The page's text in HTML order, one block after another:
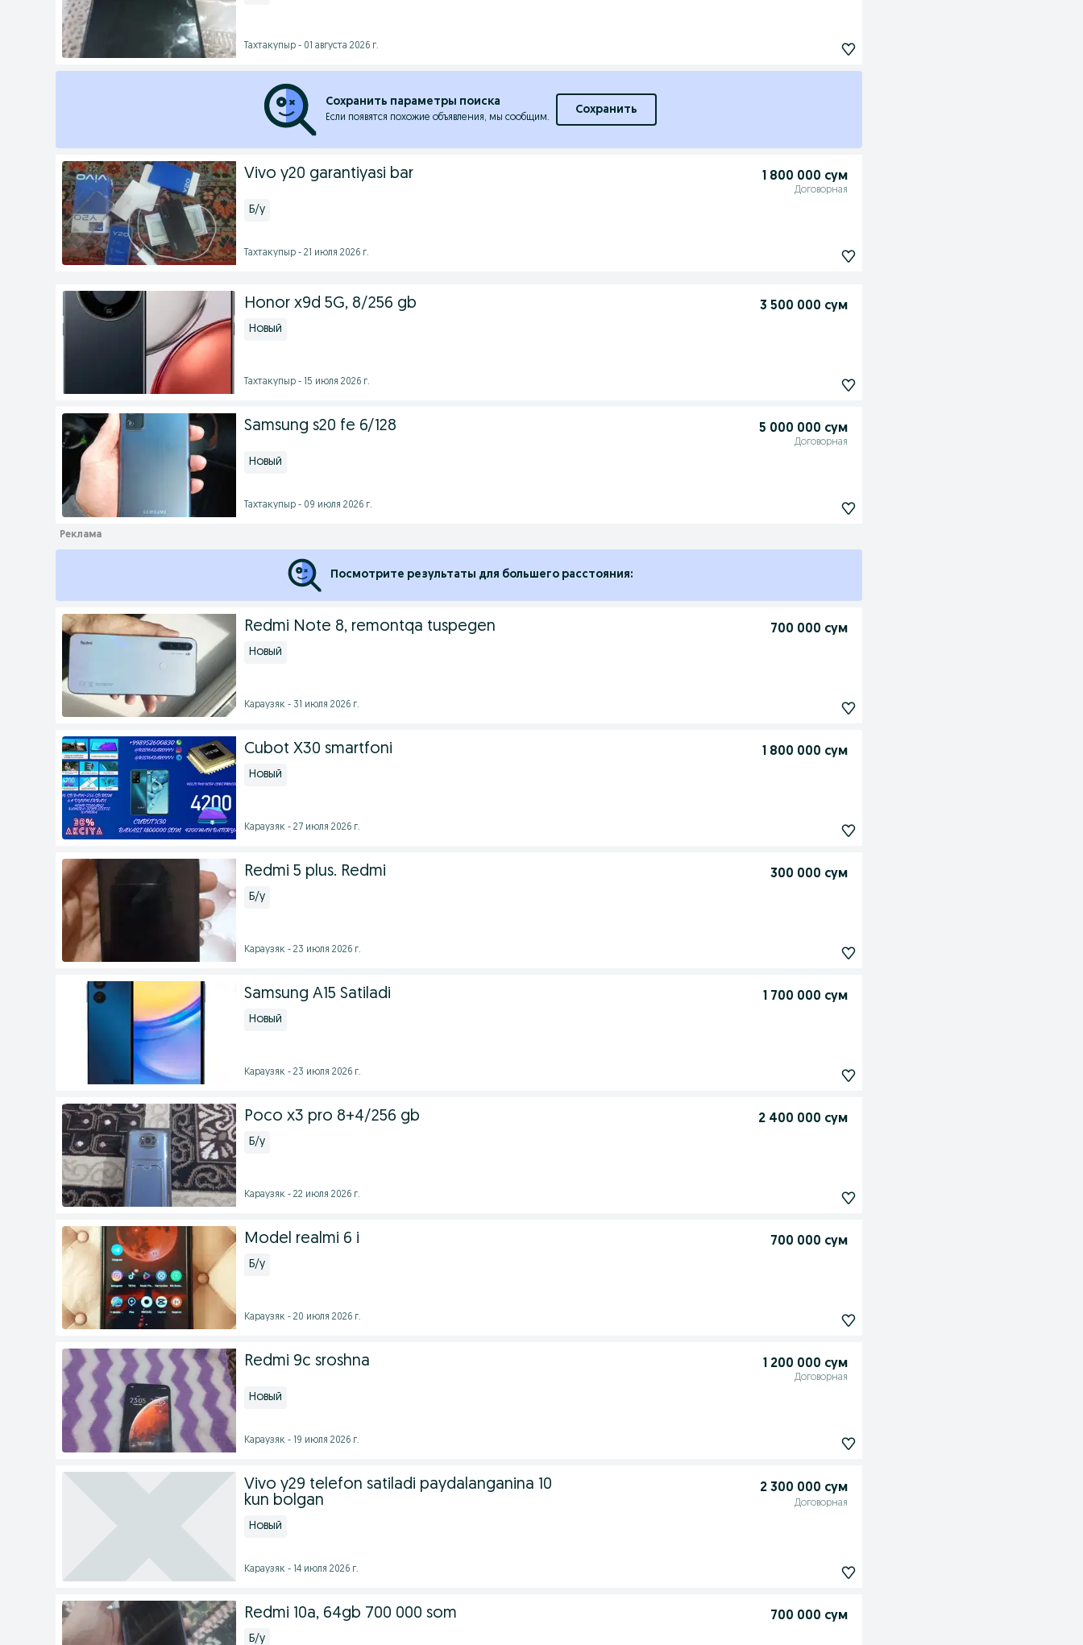
Тахтакупыр - 01 августа 2026 г.
Сохранить параметры поиска
Если появятся похожие объявления, мы сообщим.
Сохранить
Vivo y20 garantiyasi bar 1 800 000 сум
Договорная
Б/у
Тахтакупыр - 21 июля 2026 г.
Honor x9d 5G, 8/256 gb 3 500 000 сум
Новый
Тахтакупыр - 15 июля 2026 г.
Samsung s20 fe 6/128 5 000 000 сум
Договорная
Новый
Тахтакупыр - 09 июля 2026 г.
Посмотрите результаты для большего расстояния:
Redmi Note 8, remontqa tuspegen 700 000 сум
Новый
Караузяк - 31 июля 2026 г.
Cubot X30 smartfoni 1 800 000 сум
Новый
Караузяк - 27 июля 2026 г.
Redmi 5 plus. Redmi 300 000 сум
Б/у
Караузяк - 23 июля 2026 г.
Samsung A15 Satiladi 1 700 000 сум
Новый
Караузяк - 23 июля 2026 г.
Poco x3 pro 8+4/256 gb 2 400 000 сум
Б/у
Караузяк - 22 июля 2026 г.
Model realmi 6 i 700 000 сум
Б/у
Караузяк - 20 июля 2026 г.
Redmi 9c sroshna 1 200 000 сум
Договорная
Новый
Караузяк - 19 июля 2026 г.
Vivo y29 telefon satiladi paydalanganina 10
kun bolgan
2 300 000 сум
Договорная
Новый
Караузяк - 14 июля 2026 г.
Redmi 10a, 64gb 700 000 som 700 000 сум
Б/у